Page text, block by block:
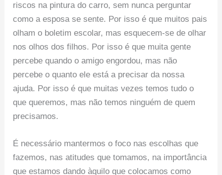
riscos na pintura do carro, sem nunca perguntar
como a esposa se sente. Por isso é que muitos pais
olham o boletim escolar, mas esquecem-se de olhar
nos olhos dos filhos. Por isso é que muita gente
percebe quando o amigo engordou, mas não
percebe o quanto ele está a precisar da nossa
ajuda. Por isso é que muitas vezes temos tudo o
que queremos, mas não temos ninguém de quem
precisamos.
É necessário mantermos o foco nas escolhas que
fazemos, nas atitudes que tomamos, na importância
que estamos dando àquilo que colocamos como